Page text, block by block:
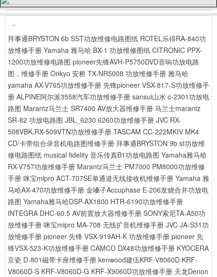
-
拜事通BRYSTON 6b SST功放维修电路图纸 ROTEL乐得RA-840功
放维修手册 Yamaha 雅马哈 BX-1 功放维修图纸 CITRONIC PPX-
1200功放维修电路图 pioneer先锋AVH-P5750DVD音响功放电路
图，维修手册 Onkyo 安桥 TX-NR5008 功放维修手册 雅马哈
yamaha AX-V765功放维修手册 先锋pioneer VSX-817-S功放维修手
册 ALPINE阿尔派3558汽车功放维修手册 sansui山水 c-2301功放电
路图 Marantz马兰士 SR7400 AV放大器维修手册 马兰士marantz
SR-82 功放电路图 JBL_6230 6260功放维修手册 JVC RX-
508VBK,RX-509VTN功放维修手册 TASCAM CC-222MKIV MK4
CD/卡带组合录音机电路图维修手册 拜事通BRYSTON 9b st功放维
修电路图纸 musical fidelity 音乐传真B1功放电路图 Yamaha雅马哈
RX-V757功放维修手册 Marantz马兰士 PM7000 PM8000功放维修
手册 咪宝mipro ACT-707SE单通道无线接收机维修手册 Yamaha 雅
马哈AX-470功放维修手册 金嗓子Accuphase E-206发烧合并功放电
路图 Yamaha雅马哈DSP-AX1800 HTR-6190功放维修手册
INTEGRA DHC-60.5 AV前置放大器维修手册 SONY索尼TA-A50功
放维修手册 咪宝mipro MA-708 无线扩音机维修手册 JVC JA-S31功
放维修手册 pioneer 先锋 VSX-919AH-K 功放维修手册 pioneer 先
锋VSX-523-K功放维修手册 CAMCO DX48功放维修手册 KYOCERA
京瓷 D-801磁带卡座维修手册 kenwood建伍KRF-V8060D KRF-
V8060D-S KRF-V8060D-G KRF-X9060D功放维修手册 天龙Denon